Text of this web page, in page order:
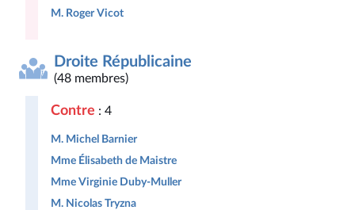
M. Roger Vicot
Droite Républicaine
(48 membres)
Contre : 4
M. Michel Barnier
Mme Élisabeth de Maistre
Mme Virginie Duby-Muller
M. Nicolas Tryzna